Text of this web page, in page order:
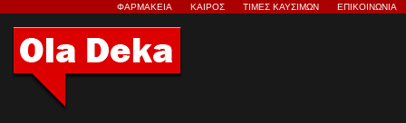
ΦΑΡΜΑΚΕΙΑ ΚΑΙΡΟΣ ΤΙΜΕΣ ΚΑΥΣΙΜΩΝ ΕΠΙΚΟΙΝΩΝΙΑ